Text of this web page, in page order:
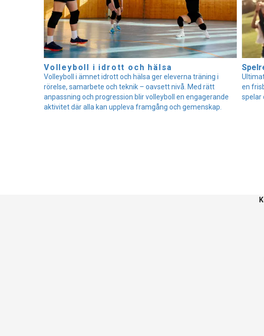
Volleyboll i idrott och hälsa
Volleyboll i ämnet idrott och hälsa ger eleverna träning i
rörelse, samarbete och teknik – oavsett nivå. Med rätt
anpassning och progression blir volleyboll en engagerande
aktivitet där alla kan uppleva framgång och gemenskap.
en
spelar